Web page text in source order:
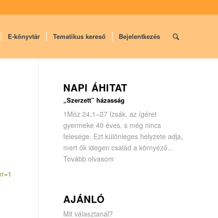
E-könyvtár Tematikus kereső Bejelentkezés
NAPI ÁHITAT
„Szerzett” házasság
1Móz 24,1–27 Izsák, az ígéret
gyermeke 40 éves, s még nincs
felesége. Ezt különleges helyzete adja,
mert ők idegen család a környező...
Tovább olvasom
AJÁNLÓ
Mit választanál?